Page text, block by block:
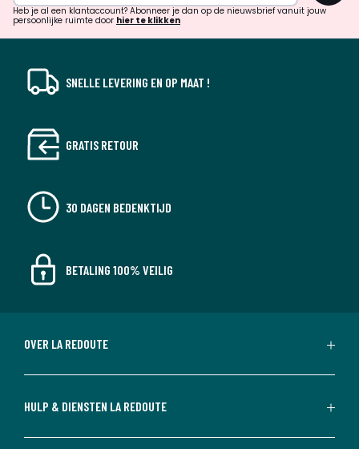
verrassingen?
Heb je al een klantaccount? Abonneer je dan op de nieuwsbrief vanuit jouw
persoonlijke ruimte door hier te klikken
SNELLE LEVERING EN OP MAAT !
GRATIS RETOUR
30 DAGEN BEDENKTIJD
BETALING 100% VEILIG
OVER LA REDOUTE
HULP & DIENSTEN LA REDOUTE